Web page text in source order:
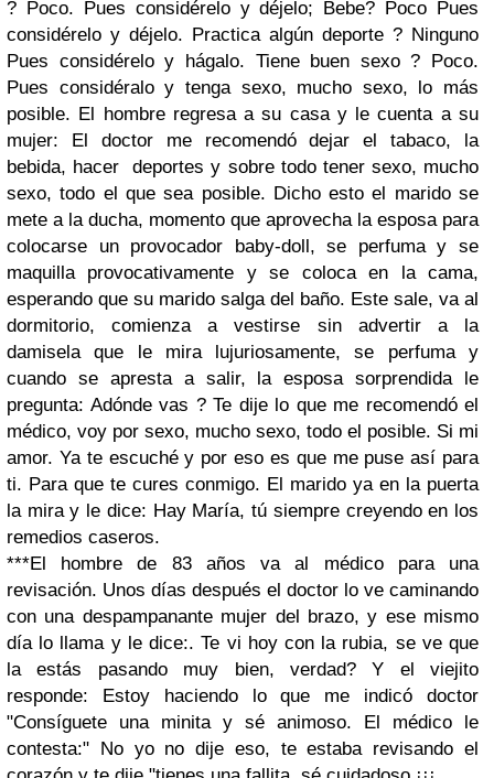
?
Poco. Pues considérelo y déjelo; Bebe? Poco
Pues
considérelo y déjelo. Practica algún deporte ? Ninguno
Pues considérelo y hágalo. Tiene buen sexo ?
Poco.
Pues considéralo y tenga sexo, mucho sexo, lo más
posible. El hombre regresa a su casa y le cuenta a su
mujer: El doctor me recomendó dejar el tabaco, la
bebida, hacer deportes y sobre todo tener sexo, mucho
sexo, todo el que sea posible. Dicho esto el marido se
mete a la ducha, momento que aprovecha la esposa para
colocarse un provocador baby-doll, se perfuma y se
maquilla provocativamente y se coloca en la cama,
esperando que su marido salga del baño. Este sale, va al
dormitorio, comienza a vestirse sin advertir a la
damisela que le mira lujuriosamente, se perfuma y
cuando se apresta a salir, la esposa sorprendida le
pregunta: Adónde vas ? Te dije lo que me recomendó el
médico, voy por sexo, mucho sexo, todo el posible. Si mi
amor. Ya te escuché y por eso es que me puse así para
ti. Para que te cures conmigo. El marido ya en la puerta
la mira y le dice: Hay María, tú siempre creyendo en los
remedios caseros.
***El hombre de 83 años va al médico para una
revisación. Unos días después el doctor lo ve caminando
con una despampanante mujer del brazo, y ese mismo
día lo llama y le dice:. Te vi hoy con la rubia, se ve que
la estás pasando muy bien, verdad?
Y el viejito
responde: Estoy haciendo lo que me indicó doctor
"Consíguete una minita y sé animoso.
El médico le
contesta:" No yo no dije eso, te estaba revisando el